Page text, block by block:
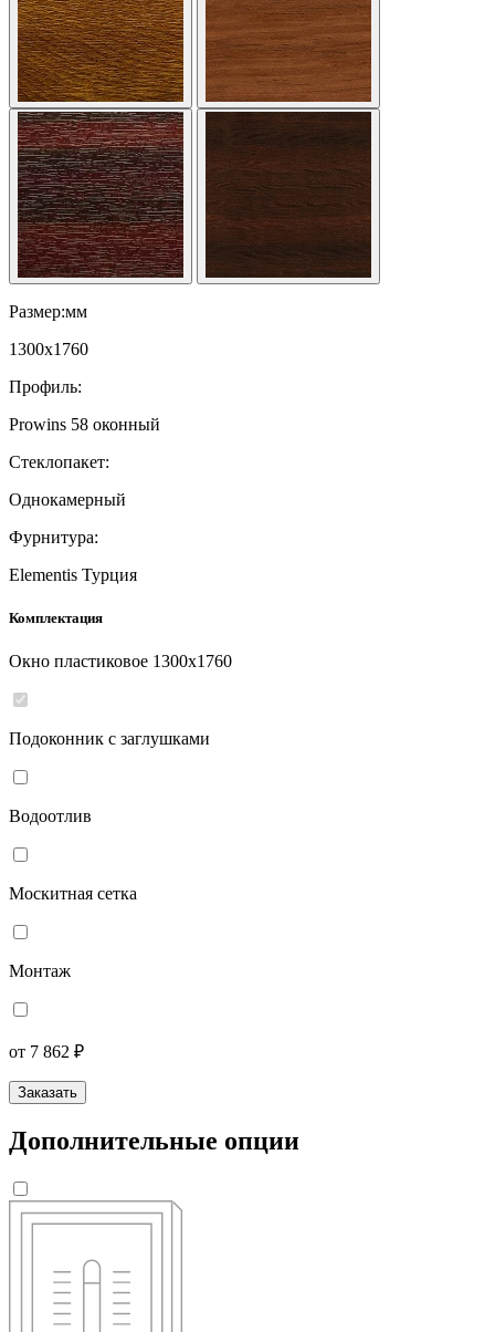
Размер:мм
1300x1760
Профиль:
Prowins 58 оконный
Стеклопакет:
Однокамерный
Фурнитура:
Elementis Турция
Комплектация
Окно пластиковое 1300x1760
Подоконник с заглушками
Водоотлив
Москитная сетка
Монтаж
от 7 862 ₽
Заказать
Дополнительные опции